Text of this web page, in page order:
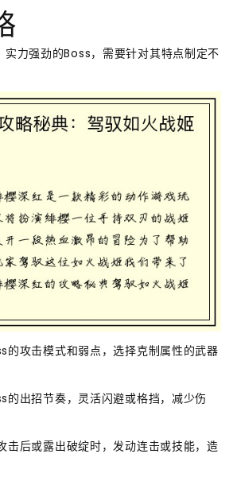
实力强劲的Boss，需要针对其特点制定不
的攻击模式和弱点，选择克制属性的武器
出招节奏，灵活闪避或格挡，减少伤
击后或露出破绽时，发动连击或技能，造